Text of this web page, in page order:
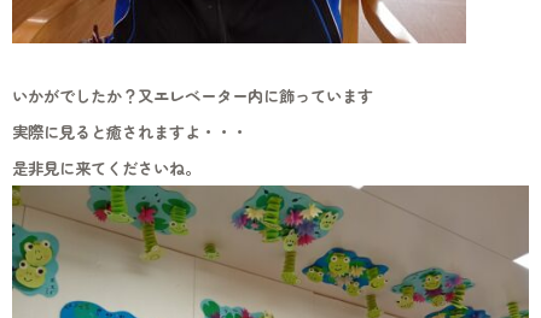
いかがでしたか？又エレベーター内に飾っています
実際に見ると癒されますよ・・・
是非見に来てくださいね。